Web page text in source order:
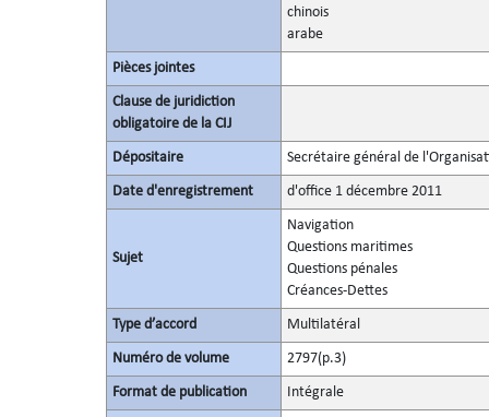
chinois
arabe
Pièces jointes
Clause de juridiction
obligatoire de la CIJ
Dépositaire Secrétaire général de
Date d'enregistrement d'office 1 décembre 2011
Sujet
Navigation
Questions maritimes
Questions pénales
Créances-Dettes
Type d’accord Multilatéral
Numéro de volume 2797(p.3)
Format de publication Intégrale